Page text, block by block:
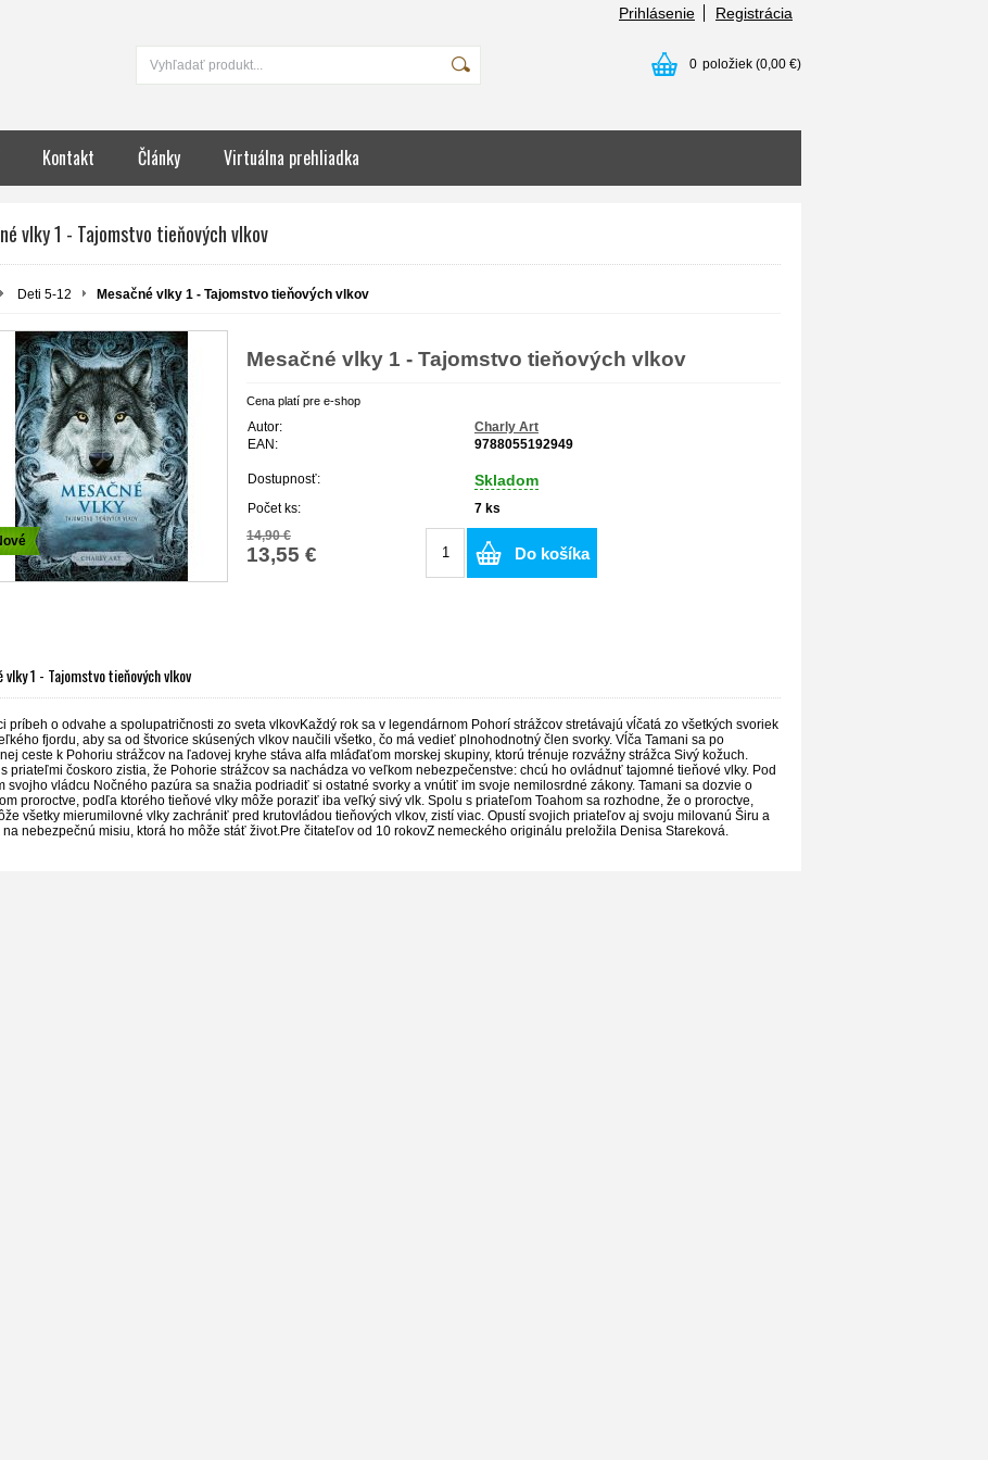
Prihlásenie Registrácia
0 položiek (0,00 €)
Kontakt Články Virtuálna prehliadka
vlky 1 - Tajomstvo tieňových vlkov
Deti 5-12 Mesačné vlky 1 - Tajomstvo tieňových vlkov
Mesačné vlky 1 - Tajomstvo tieňových vlkov
Cena platí pre e-shop
Autor:
Charly Art
EAN:
9788055192949
Dostupnosť: Skladom
Počet ks: 7 ks
14,90 €
13,55 € Do košíka
vlky 1 - Tajomstvo tieňových vlkov
príbeh o odvahe a spolupatričnosti zo sveta vlkovKaždý rok sa v legendárnom Pohorí strážcov stretávajú vĺčatá zo všetkých svoriek
fjordu, aby sa od štvorice skúsených vlkov naučili všetko, čo má vedieť plnohodnotný člen svorky. Vĺča Tamani sa po
ceste k Pohoriu strážcov na ľadovej kryhe stáva alfa mláďaťom morskej skupiny, ktorú trénuje rozvážny strážca Sivý kožuch.
priateľmi čoskoro zistia, že Pohorie strážcov sa nachádza vo veľkom nebezpečenstve: chcú ho ovládnuť tajomné tieňové vlky. Pod
svojho vládcu Nočného pazúra sa snažia podriadiť si ostatné svorky a vnútiť im svoje nemilosrdné zákony. Tamani sa dozvie o
proroctve, podľa ktorého tieňové vlky môže poraziť iba veľký sivý vlk. Spolu s priateľom Toahom sa rozhodne, že o proroctve,
všetky mierumilovné vlky zachrániť pred krutovládou tieňových vlkov, zistí viac. Opustí svojich priateľov aj svoju milovanú Širu a
na nebezpečnú misiu, ktorá ho môže stáť život.Pre čitateľov od 10 rokovZ nemeckého originálu preložila Denisa Stareková.